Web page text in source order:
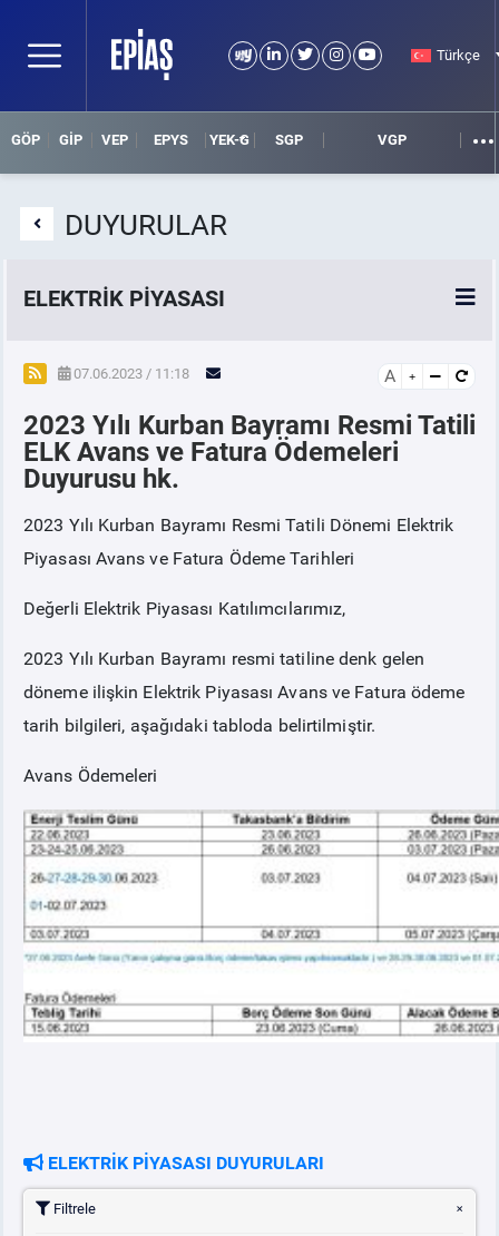
Türkçe
GÖP GİP VEP EPYS YEK-G SGP VGP
DUYURULAR
ELEKTRİK PİYASASI
SPOT ELEKTRİK PİYASALARI
ÖRNEK FİNANS BELGELERİ
VADELİ ELEKTRİK PİYASASI
PİYASAKAYITSÜRECİ
SERBEST TÜKETİCİ
MALİ UZLAŞTIRMA
BÜLTENLER
DUYURULAR
BT HİZMET YÖNETİM SİSTEMİ POLİTİKAMIZ
07.06.2023 / 11:18 A
2023 Yılı Kurban Bayramı Resmi Tatili
ELK Avans ve Fatura Ödemeleri
Duyurusu hk.
2023 Yılı Kurban Bayramı Resmi Tatili Dönemi Elektrik
Piyasası Avans ve Fatura Ödeme Tarihleri
Değerli Elektrik Piyasası Katılımcılarımız,
2023 Yılı Kurban Bayramı resmi tatiline denk gelen
döneme ilişkin Elektrik Piyasası Avans ve Fatura ödeme
tarih bilgileri, aşağıdaki tabloda belirtilmiştir.
Avans Ödemeleri
ELEKTRİK PİYASASI DUYURULARI
Filtrele